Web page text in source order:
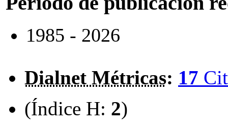
1985 - 2026
Dialnet Métricas: 17
(Índice H: 2)